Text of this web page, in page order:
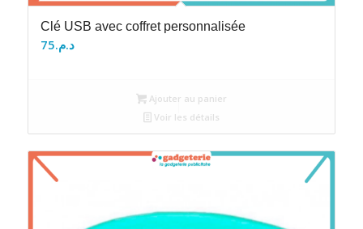
Clé USB avec coffret personnalisée
د.م.75
Ajouter au panier
Voir les détails